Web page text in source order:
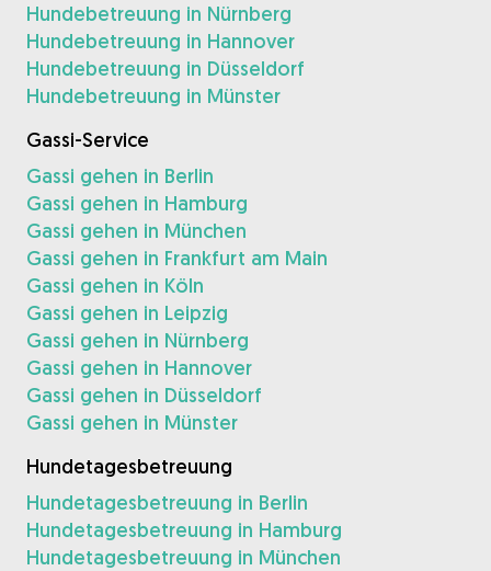
Hundebetreuung in Nürnberg
Hundebetreuung in Hannover
Hundebetreuung in Düsseldorf
Hundebetreuung in Münster
Gassi-Service
Gassi gehen in Berlin
Gassi gehen in Hamburg
Gassi gehen in München
Gassi gehen in Frankfurt am Main
Gassi gehen in Köln
Gassi gehen in Leipzig
Gassi gehen in Nürnberg
Gassi gehen in Hannover
Gassi gehen in Düsseldorf
Gassi gehen in Münster
Hundetagesbetreuung
Hundetagesbetreuung in Berlin
Hundetagesbetreuung in Hamburg
Hundetagesbetreuung in München